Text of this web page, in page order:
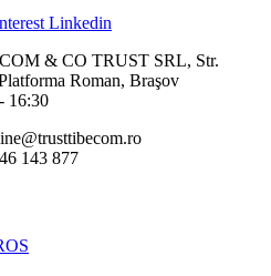
Linkedin
& CO TRUST SRL, Str.
Roman, Braşov
16:30
143 877